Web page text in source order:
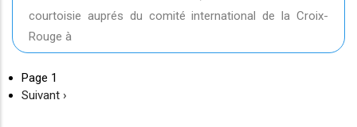
courtoisie auprés du comité international de la Croix-
Rouge à
Page 1
Page
Suivant ›